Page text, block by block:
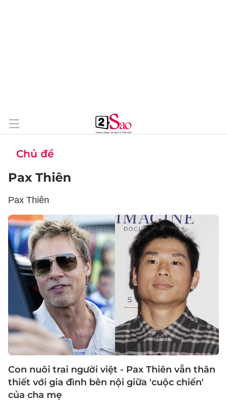
Chủ đề
Pax Thiên
Pax Thiên
Con nuôi trai người việt - Pax Thiên vẫn thân
thiết với gia đình bên nội giữa 'cuộc chiến'
của cha mẹ